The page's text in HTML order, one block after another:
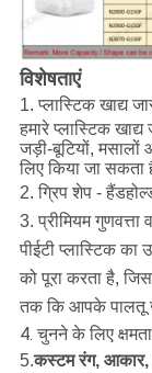
विशेषताएं
1. प्लास्टिक खाद्य
हमारे प्लास्टिक
जड़ी-बूटियों,
लिए किया जा सकता
2. ग्रिप शेप -
3. प्रीमियम
पीईटी प्लास्टिक का
को पूरा करता है,
तक ​​कि आपके पालतू
4. चुनने के लिए
5.कस्टम रंग, आकार,